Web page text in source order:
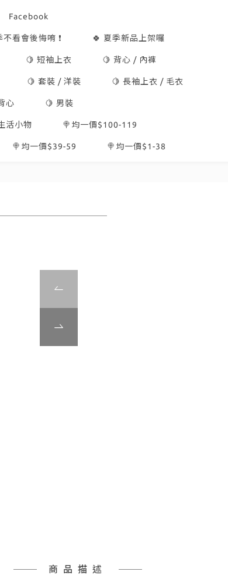
Facebook
不看會後悔唷 ❗ 🍀 夏季新品上架囉
🍋 短袖上衣 🍋 背心 / 內褲
🍋 套裝 / 洋裝 🍋 長袖上衣 / 毛衣
心 🍋 男裝
活小物 🍭均一價$100-119
🍭均一價$39-59 🍭均一價$1-38
商品描述